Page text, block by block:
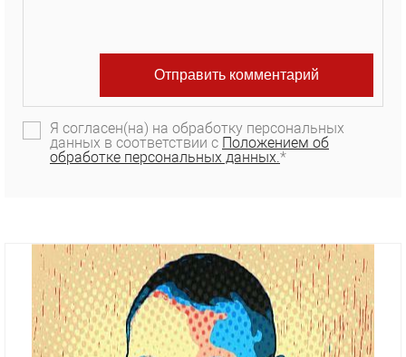
Я согласен(на) на обработку персональных
данных в соответствии с Положением об
обработке персональных данных.*